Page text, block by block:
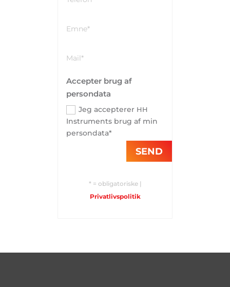
Accepter brug af
persondata
Jeg accepterer HH
Instruments brug af min
persondata*
SEND
* = obligatoriske |
Privatlivspolitik